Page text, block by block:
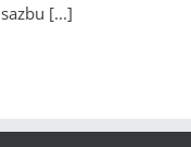
sazbu [...]